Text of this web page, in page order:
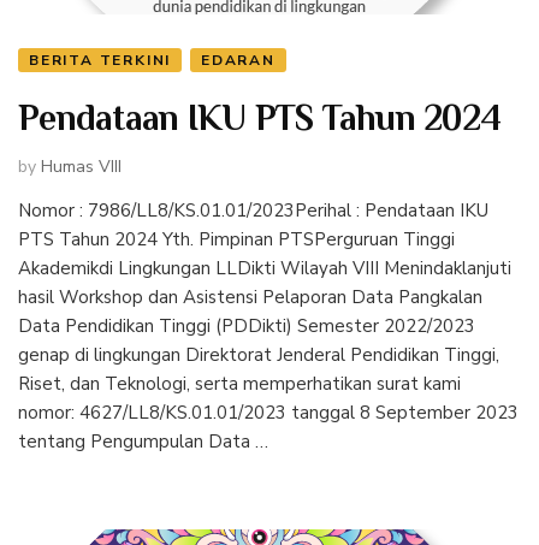
BERITA TERKINI EDARAN
Pendataan IKU PTS Tahun 2024
by Humas VIII
Nomor : 7986/LL8/KS.01.01/2023Perihal : Pendataan IKU
PTS Tahun 2024 Yth. Pimpinan PTSPerguruan Tinggi
Akademikdi Lingkungan LLDikti Wilayah VIII Menindaklanjuti
hasil Workshop dan Asistensi Pelaporan Data Pangkalan
Data Pendidikan Tinggi (PDDikti) Semester 2022/2023
genap di lingkungan Direktorat Jenderal Pendidikan Tinggi,
Riset, dan Teknologi, serta memperhatikan surat kami
nomor: 4627/LL8/KS.01.01/2023 tanggal 8 September 2023
tentang Pengumpulan Data …